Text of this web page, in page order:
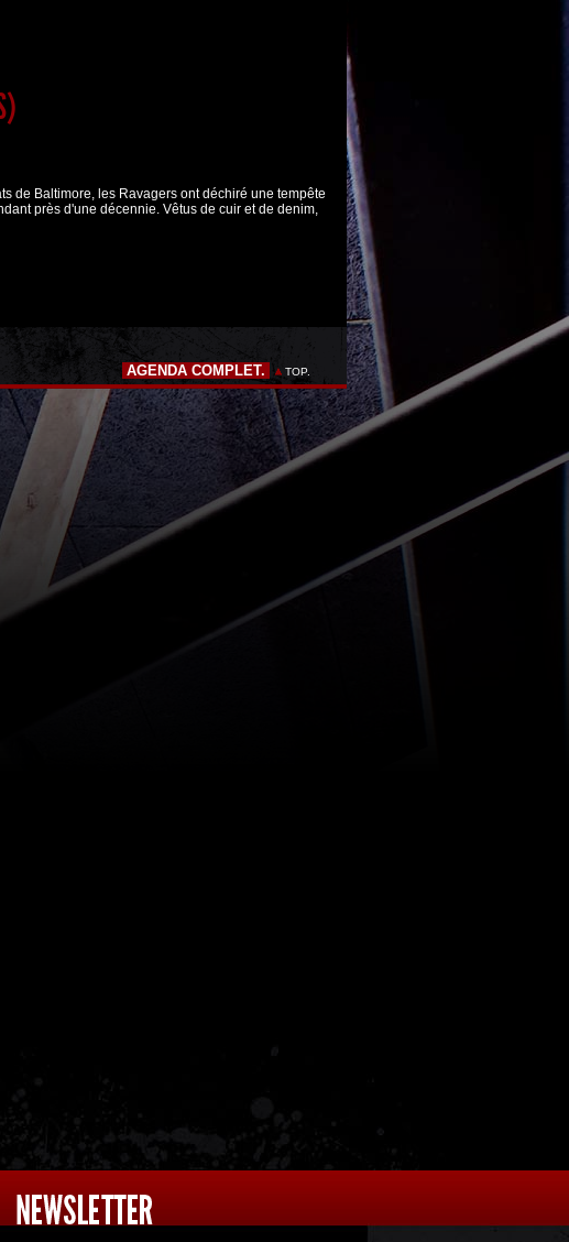
de Baltimore, les Ravagers ont déchiré une tempête
près d'une décennie. Vêtus de cuir et de denim,
AGENDA COMPLET. TOP.